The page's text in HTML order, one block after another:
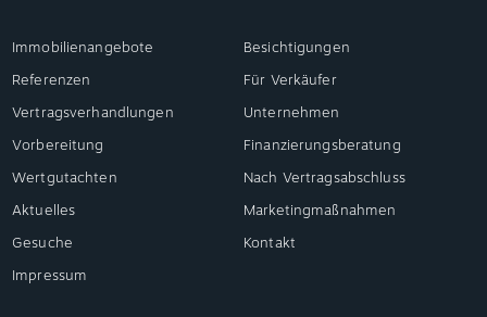
Immobilienangebote
Besichtigungen
Referenzen
Für Verkäufer
Vertragsverhandlungen
Unternehmen
Vorbereitung
Finanzierungsberatung
Wertgutachten
Nach Vertragsabschluss
Aktuelles
Marketingmaßnahmen
Gesuche
Kontakt
Impressum